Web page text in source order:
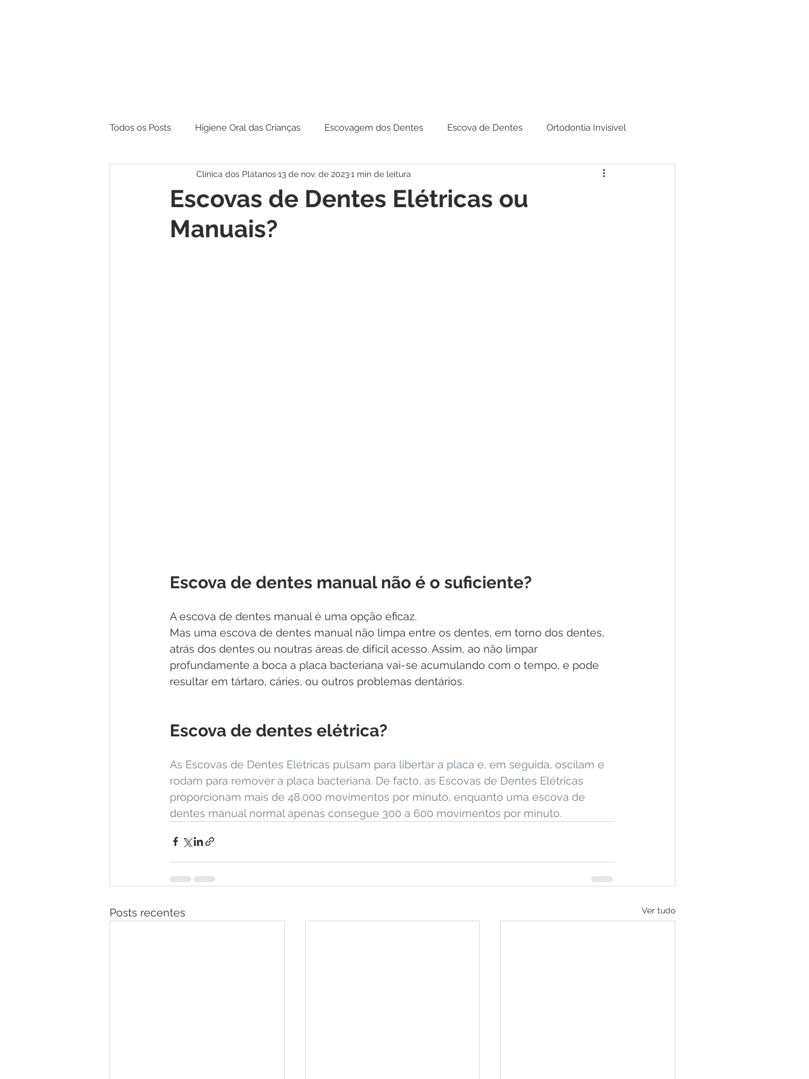
Todos os Posts Higiene Oral das Crianças Escovagem dos Dentes Escova de Dentes Ortodontia Invisível
Branqueamento
Escovas de Dentes Elétricas ou
Manuais?
Clínica dos Plátanos13 de nov. de 20231 min de leitura
Escova de dentes manual não é o suficiente?
A escova de dentes manual é uma opção eficaz.
Mas uma escova de dentes manual não limpa entre os dentes, em torno dos dentes,
atrás dos dentes ou noutras áreas de difícil acesso. Assim, ao não limpar
profundamente a boca a placa bacteriana vai-se acumulando com o tempo, e pode
resultar em tártaro, cáries, ou outros problemas dentários.
Escova de dentes elétrica?
As Escovas de Dentes Elétricas pulsam para libertar a placa e, em seguida, oscilam e
rodam para remover a placa bacteriana. De facto, as Escovas de Dentes Elétricas
proporcionam mais de 48.000 movimentos por minuto, enquanto uma escova de
dentes manual normal apenas consegue 300 a 600 movimentos por minuto.
Posts recentes Ver tudo